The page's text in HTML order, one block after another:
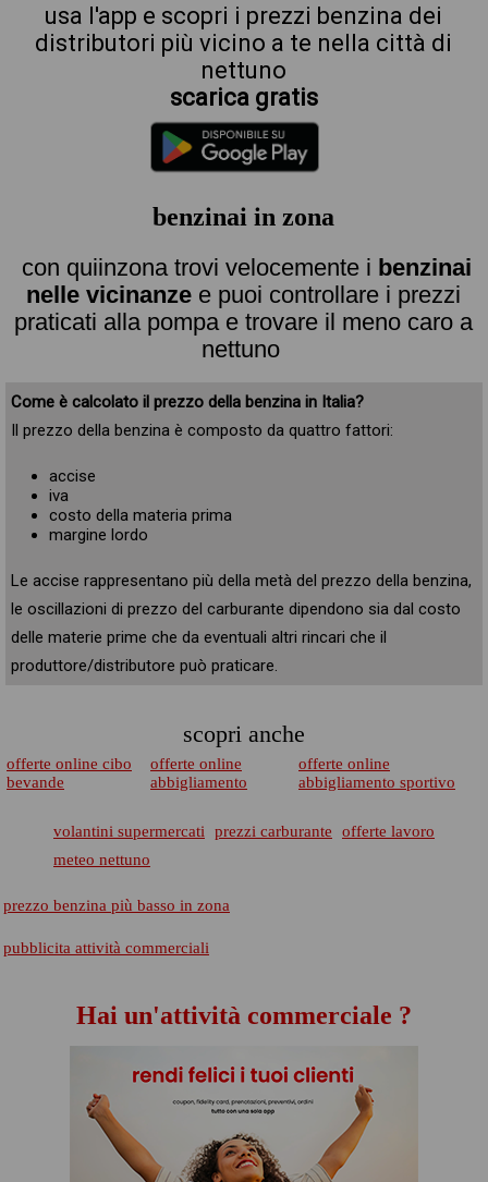
usa l'app e scopri i prezzi benzina dei
distributori più vicino a te nella città di
nettuno
scarica gratis
benzinai in zona
con quiinzona trovi velocemente i benzinai
nelle vicinanze e puoi controllare i prezzi
praticati alla pompa e trovare il meno caro a
nettuno
Come è calcolato il prezzo della benzina in Italia?
Il prezzo della benzina è composto da quattro fattori:
accise
iva
costo della materia prima
margine lordo
Le accise rappresentano più della metà del prezzo della benzina,
le oscillazioni di prezzo del carburante dipendono sia dal costo
delle materie prime che da eventuali altri rincari che il
produttore/distributore può praticare.
scopri anche
offerte online cibo
bevande
offerte online
abbigliamento
offerte online
abbigliamento sportivo
volantini supermercati prezzi carburante
offerte lavoro
meteo nettuno
prezzo benzina più basso in zona
pubblicita attività commerciali
Hai un'attività commerciale ?